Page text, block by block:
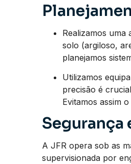
Realizamos uma
solo (argiloso,
planejamos
Utilizamos
precisão é
Evitamos assim
Segurança
A JFR opera sob as
supervisionada por